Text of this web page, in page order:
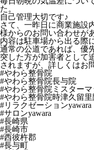
た。
自己管理大切です♪
さて、一昨日に商業施設
様からのお問い合わせが
内容は駐車場から出る際
通常の公道であれば、優
突した方が加害者として
されますが、詳しくはお
#やわら整骨院
#やわら整骨院長与院
#やわら整骨院ミスター
#やわら整骨院時津久留里
#リラクゼーションyawara
#サロンyawara
#長崎県
#長崎市
#西彼杵郡
#長与町